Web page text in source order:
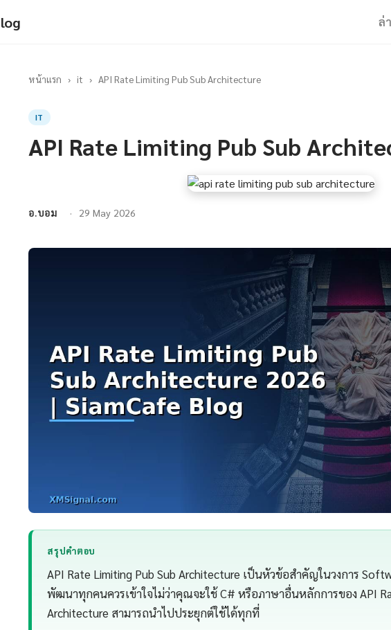
ล่
หน้าแรก › it › API Rate Limiting Pub Sub Architecture
IT
API Rate Limiting Pub Sub
อ.บอม 29 May 2026
สรุปคำตอบ
API Rate Limiting Pub Sub Architecture เป็นหัวข้อสำคัญในวงการ
พัฒนาทุกคนควรเข้าใจไม่ว่าคุณจะใช้ C# หรือภาษาอื่นหลักการของ API
Architecture สามารถนำไปประยุกต์ใช้ได้ทุกที่